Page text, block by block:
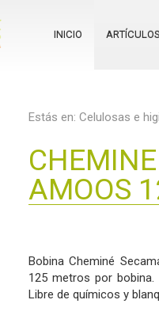
INICIO
ARTÍCULOS
Estás en: Celulosas e
AMOOS
Bobina Cheminé
125 metros por
Libre de químicos y